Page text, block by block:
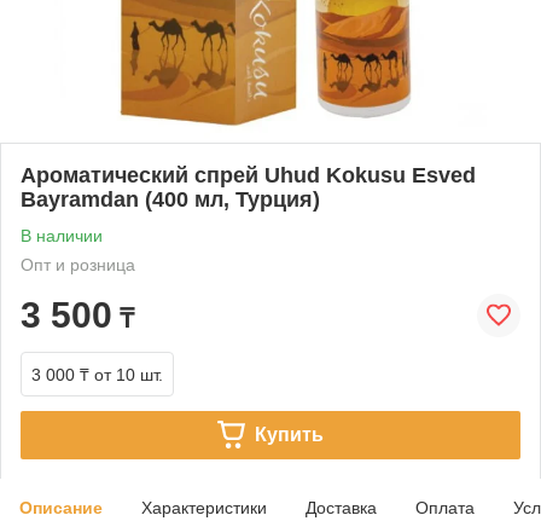
Ароматический спрей Uhud Kokusu Esved
Bayramdan (400 мл, Турция)
В наличии
Опт и розница
3 500 ₸
3 000 ₸ от 10 шт.
Купить
Описание Характеристики Доставка Оплата